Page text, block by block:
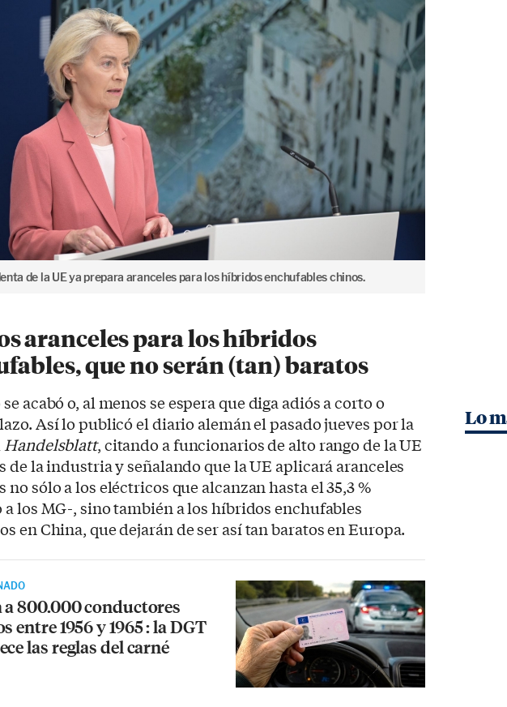
de la UE ya prepara aranceles para los híbridos enchufables chinos.
aranceles para los híbridos
que no serán (tan) baratos
se acabó o, al menos se espera que diga adiós a corto o
Así lo publicó el diario alemán el pasado jueves por la
Handelsblatt, citando a funcionarios de alto rango de la UE
de la industria y señalando que la UE aplicará aranceles
no sólo a los eléctricos que alcanzan hasta el 35,3 %
a los MG-, sino también a los híbridos enchufables
en China, que dejarán de ser así tan baratos en Europa.
a 800.000 conductores
entre 1956 y 1965 : la DGT
las reglas del carné
Lo